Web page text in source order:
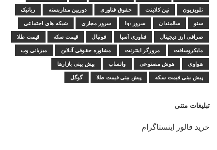
تلویزیون تین کلاینت حقوق فناوری دوربین مداربسته رباتیک
سئو سالمندان سرور hp سرور مجازی شبکه های اجتماعی
صرافی ارز دیجیتال فناوری آسیا فوتبال قیمت سکه قیمت طلا
مایکروسافت مرورگر اینترنت مشاوره حقوقی آنلاین میزبانی وب
هواوی هوش مصنوعی واتساپ پیش بینی بازارها
پیش بینی قیمت سکه پیش بینی قیمت طلا گوگل
تبلیغات متنی
خرید فالور اینستاگرام